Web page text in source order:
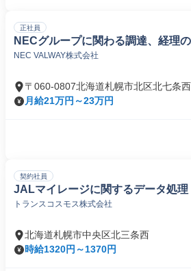
正社員
NECグループに関わる調達、経理
NEC VALWAY株式会社
〒060-0807北海道札幌市北区北七条西
月給21万円～23万円
契約社員
JALマイレージに関するデータ処理
トランスコスモス株式会社
北海道札幌市中央区北三条西
時給1320円～1370円